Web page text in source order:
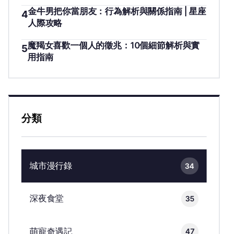
4金牛男把你當朋友：行為解析與關係指南 | 星座
人際攻略
5魔羯女喜歡一個人的徵兆：10個細節解析與實
用指南
分類
城市漫行錄 34
深夜食堂 35
萌寵奇遇記 47